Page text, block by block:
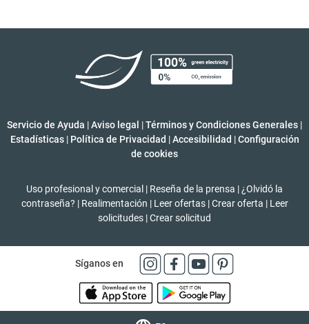
Servicio de Ayuda |Aviso legal |Términos y Condiciones Generales |
Estadísticas | Política de Privacidad | Accesibilidad | Configuración
de cookies
Uso profesional y comercial | Reseña de la prensa | ¿Olvidó la
contraseña? | Realimentación | Leer ofertas | Crear oferta | Leer
solicitudes |Crear solicitud
Síganos en